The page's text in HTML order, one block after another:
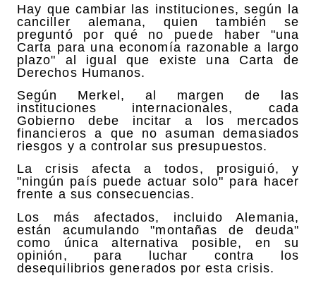
Hay que cambiar las instituciones, según la
canciller alemana, quien también se
preguntó por qué no puede haber "una
Carta para una economía razonable a largo
plazo" al igual que existe una Carta de
Derechos Humanos.
Según Merkel, al margen de las
instituciones internacionales, cada
Gobierno debe incitar a los mercados
financieros a que no asuman demasiados
riesgos y a controlar sus presupuestos.
La crisis afecta a todos, prosiguió, y
"ningún país puede actuar solo" para hacer
frente a sus consecuencias.
Los más afectados, incluido Alemania,
están acumulando "montañas de deuda"
como única alternativa posible, en su
opinión, para luchar contra los
desequilibrios generados por esta crisis.